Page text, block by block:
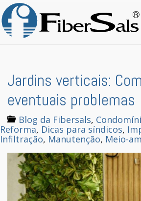
k
i
n
t
e
Jardins verticais:
eventuais problemas
Blog da Fibersals,
Reforma, Dicas para síndicos,
Infiltração, Manutenção, Meio-